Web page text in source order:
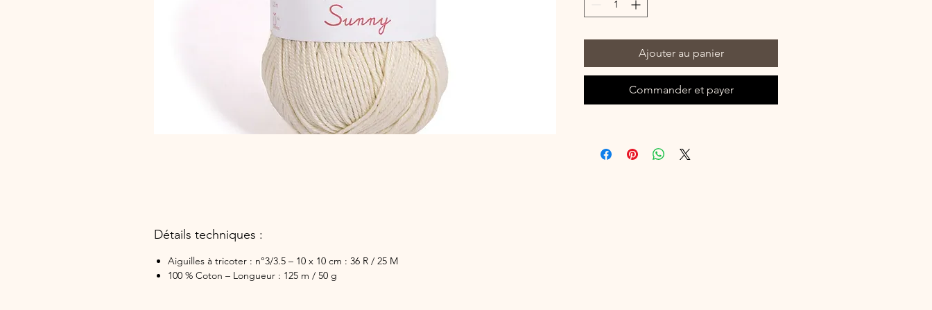
tenues de bébé : laine tricot robe, laine
vraiment légère pour la réalisation de
modèle tricot été !
Ajouter au panier
Commander et payer
Détails techniques :
Aiguilles à tricoter : n°3/3.5 – 10 x 10 cm : 36 R / 25 M
100 % Coton – Longueur : 125 m / 50 g